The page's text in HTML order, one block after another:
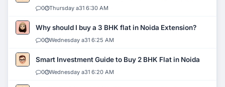
0 Thursday a31 6:30 AM
Why should I buy a 3 BHK flat in Noida Extension?
0 Wednesday a31 6:25 AM
Smart Investment Guide to Buy 2 BHK Flat in Noida
0 Wednesday a31 6:20 AM